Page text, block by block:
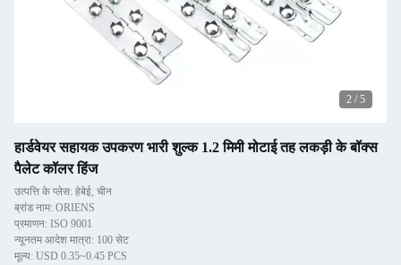
2 / 5
हार्डवेयर सहायक उपकरण भारी शुल्क 1.2 मिमी मोटाई तह लकड़ी के बॉक्स
पैलेट कॉलर हिंज
उत्पत्ति के प्लेस: हेबेई, चीन
ब्रांड नाम: ORIENS
प्रमाणन: ISO 9001
न्यूनतम आदेश मात्रा: 100 सेट
मूल्य: USD 0.35~0.45 PCS